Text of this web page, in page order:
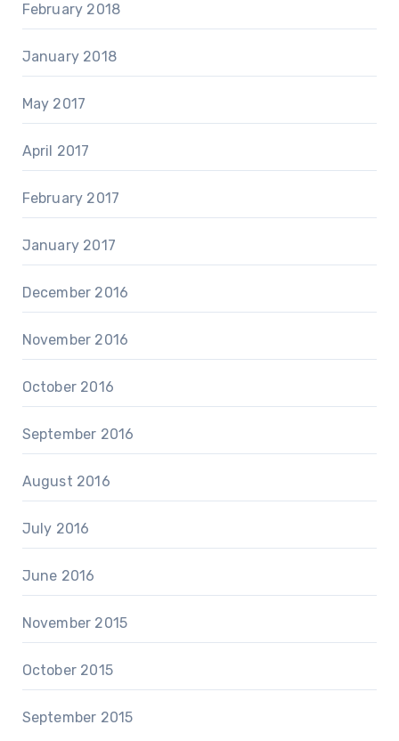
February 2018
January 2018
May 2017
April 2017
February 2017
January 2017
December 2016
November 2016
October 2016
September 2016
August 2016
July 2016
June 2016
November 2015
October 2015
September 2015